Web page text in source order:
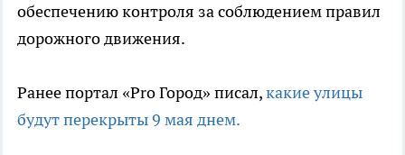
обеспечению контроля за соблюдением правил
дорожного движения.
Ранее портал «Pro Город» писал,какие улицы
будут перекрыты 9 мая днем.